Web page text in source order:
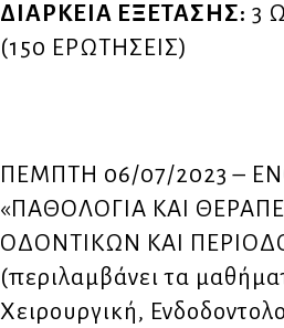
ΔΙΑΡΚΕΙΑ ΕΞΕΤΑΣΗΣ: 3
(150 ΕΡΩΤΗΣΕΙΣ)
ΠΕΜΠΤΗ 06/07/2023 –
«ΠΑΘΟΛΟΓΙΑ ΚΑΙ
ΟΔΟΝΤΙΚΩΝ ΚΑΙ
(περιλαμβάνει τα
Χειρουργική,